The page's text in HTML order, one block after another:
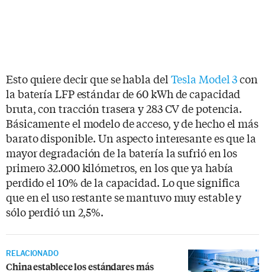
Esto quiere decir que se habla del Tesla Model 3con
la batería LFP estándar de 60 kWh de capacidad
bruta, con tracción trasera y 283 CV de potencia.
Básicamente el modelo de acceso, y de hecho el más
barato disponible. Un aspecto interesante es que la
mayor degradación de la batería la sufrió en los
primero 32.000 kilómetros, en los que ya había
perdido el 10% de la capacidad. Lo que significa
que en el uso restante se mantuvo muy estable y
sólo perdió un 2,5%.
RELACIONADO
China establece los estándares más